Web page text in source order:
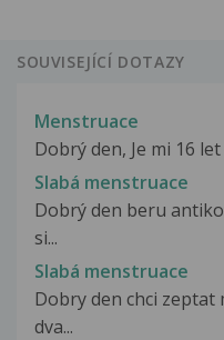
SOUVISEJÍCÍ DOTAZY
Menstruace
Dobrý den, Je mi 16
Slabá menstruace
Dobrý den beru
si...
Slabá menstruace
Dobry den chci zeptat
dva...